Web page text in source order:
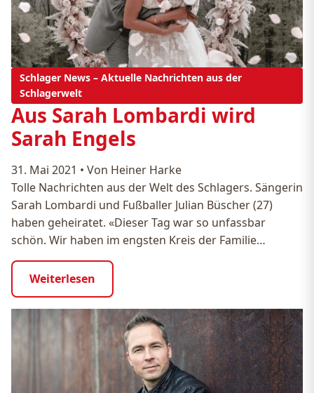
Schlager News – Aktuelle Nachrichten aus der
Schlagerwelt
Aus Sarah Lombardi wird
Sarah Engels
31. Mai 2021 • Von Heiner Harke
Tolle Nachrichten aus der Welt des Schlagers. Sängerin
Sarah Lombardi und Fußballer Julian Büscher (27)
haben geheiratet. «Dieser Tag war so unfassbar
schön. Wir haben im engsten Kreis der Familie…
Weiterlesen